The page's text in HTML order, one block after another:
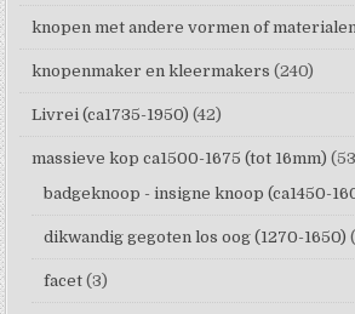
knopen met andere vormen of
knopenmaker en kleermakers (240)
Livrei (ca1735-1950) (42)
massieve kop ca1500-1675 (tot 16mm)
badgeknoop - insigne knoop (ca1450-
dikwandig gegoten los oog (1270-1650)
facet (3)